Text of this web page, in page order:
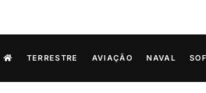
TERRESTRE AVIAÇÃO NAVAL SOF